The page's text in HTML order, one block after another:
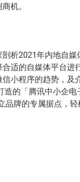
机。
析2021年内地自
适的自媒体平台进
小程序的趋势，及
造的「腾讯中小企
品牌的专属据点，